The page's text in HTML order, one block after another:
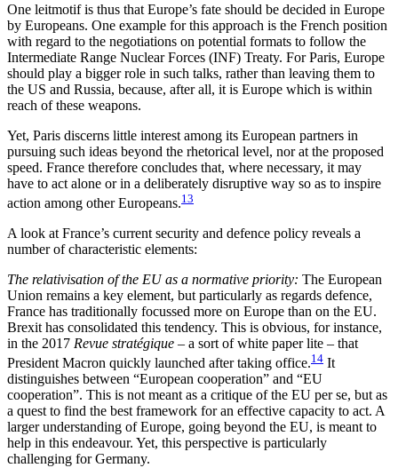
One leitmotif is thus that Europe’s fate should be decided in Europe
by Europeans. One example for this approach is the French position
with regard to the negotiations on potential formats to follow the
Intermediate Range Nuclear Forces (INF) Treaty. For Paris, Europe
should play a bigger role in such talks, rather than leaving them to
the US and Russia, because, after all, it is Europe which is within
reach of these weapons.
Yet, Paris discerns little interest among its Euro­pean partners in
pursuing such ideas beyond the rhetorical level, nor at the proposed
speed. France therefore concludes that, where necessary, it may
have to act alone or in a deliberately disruptive way so as to inspire
action among other Europeans.13
A look at France’s current security and defence policy reveals a
number of characteristic elements:
The relativisation of the EU as a normative priority: The European
Union remains a key element, but par­ticu­larly as regards defence,
France has traditionally focussed more on Europe than on the EU.
Brexit has consolidated this tendency. This is obvious, for in­stance,
in the 2017 Revue stratégique – a sort of white paper lite – that
President Macron quickly launched after taking office.14 It
distinguishes between “Euro­pean cooperation” and “EU
cooperation”. This is not meant as a critique of the EU per se, but as
a quest to find the best framework for an effective capacity to act. A
larger understanding of Europe, going beyond the EU, is meant to
help in this endeavour. Yet, this perspective is particularly
challenging for Germany.